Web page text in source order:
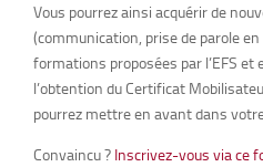
Vous pourrez ainsi acquérir de
(communication, prise de parole
formations proposées par l’EFS
l’obtention du Certificat
pourrez mettre en avant dans
Convaincu ? Inscrivez-vous via ce